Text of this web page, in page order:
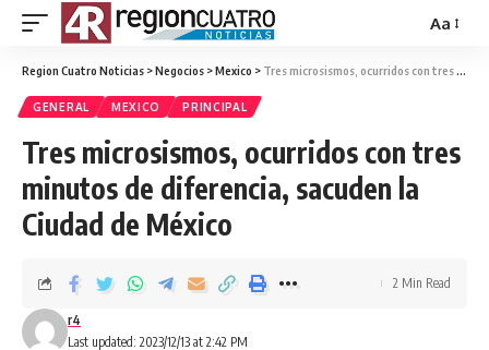
Aa
Region Cuatro Noticias >Negocios >Mexico > Tres microsismos, ocurridos con tres minutos de diferencia, sacuden la Ciudad de México
GENERAL MEXICO PRINCIPAL
Tres microsismos, ocurridos con tres
minutos de diferencia, sacuden la
Ciudad de México
Last updated: 2023/12/13 at 2:42 PM
r4
2 Min Read